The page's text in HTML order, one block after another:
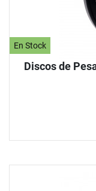
En Stock
Discos de